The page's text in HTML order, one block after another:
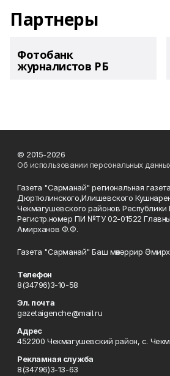
Партнеры
Фотобанк
журналистов РБ
© 2015-2026
Об использовании персональных
Газета "Сарманай" региональная
Дюртюлинского,Илишевского
Чекмагушевского районов Республики
Регистр.номер ПИ №ТУ 02-01522
Амирханов Ф.Ф.
Газета "Сарманай" Баш мөхәррир
Телефон
8(34796)3-10-58
Эл. почта
gazetaigenche@mail.ru
Адрес
452200 Чекмагушевский район, с.
Рекламная служба
8(34796)3-13-63